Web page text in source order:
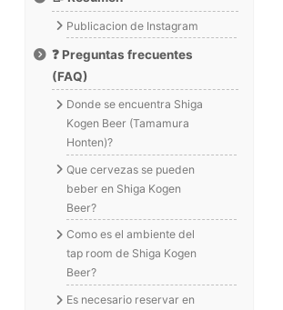
Publicacion de Instagram
❓ Preguntas frecuentes
(FAQ)
Donde se encuentra Shiga
Kogen Beer (Tamamura
Honten)?
Que cervezas se pueden
beber en Shiga Kogen
Beer?
Como es el ambiente del
tap room de Shiga Kogen
Beer?
Es necesario reservar en